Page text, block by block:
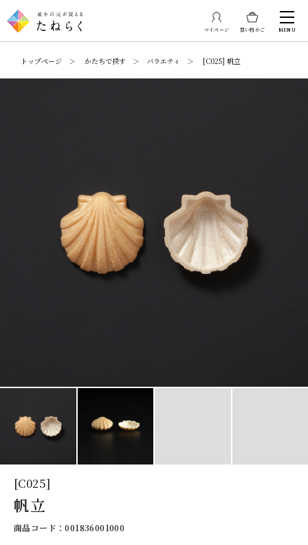
買い物かご
マイページ MENU
トップページ ＞ かたちで探す ＞ バラエティ ＞ [C025] 帆立
[C025]
帆立
商品コード：001836001000